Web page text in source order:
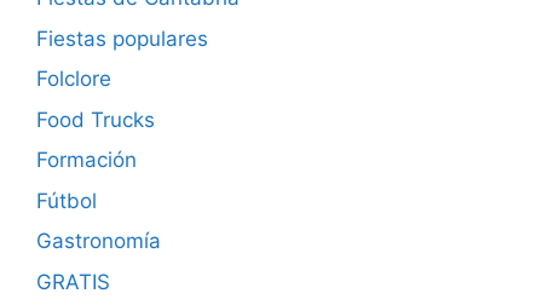
Fiestas populares
Folclore
Food Trucks
Formación
Fútbol
Gastronomía
GRATIS